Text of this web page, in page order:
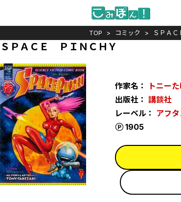
TOP コミック ＳＰＡ
ＳＰＡＣＥ ＰＩＮＣＨＹ
作家名：
トニー
出版社： 講談社
レーベル： アフ
1905
ポイント